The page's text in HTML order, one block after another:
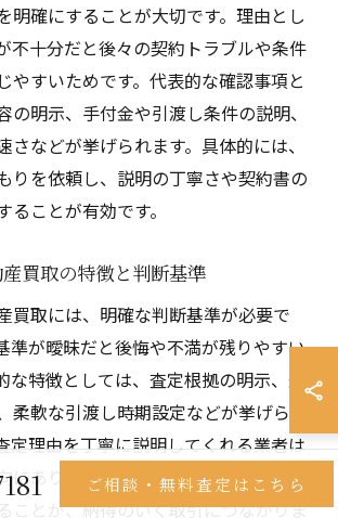
明確にすることが大切です。理由とし
不十分だと後々の契約トラブルや条件
やすいためです。代表的な確認事項と
の明示、手付金や引渡し条件の説明、
さなどが挙げられます。具体的には、
りを依頼し、説明の丁寧さや契約書の
ることが有効です。
買取の特徴と判断基準
買取には、明確な判断基準が必要で
準が曖昧だと後悔や不満が残りやすい
な特徴としては、査定根拠の明示、迅
柔軟な引渡し時期設定などが挙げられ
定理由を丁寧に説明してくれる業者は
にあります。自分の希望条件と照らし
ことが、納得のいく取引につながりま
ご相談・無料査定はこちら